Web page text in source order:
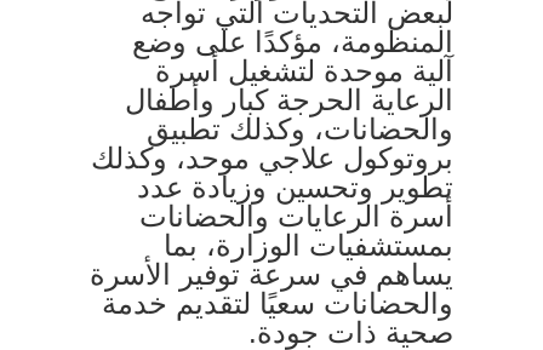
لبعض التحديات التي تواجه
المنظومة، مؤكدًا على وضع
آلية موحدة لتشغيل أسرة
الرعاية الحرجة كبار وأطفال
والحضانات، وكذلك تطبيق
بروتوكول علاجي موحد، وكذلك
تطوير وتحسين وزيادة عدد
أسرة الرعايات والحضانات
بمستشفيات الوزارة، بما
يساهم في سرعة توفير الأسرة
والحضانات سعيًا لتقديم خدمة
صحية ذات جودة.